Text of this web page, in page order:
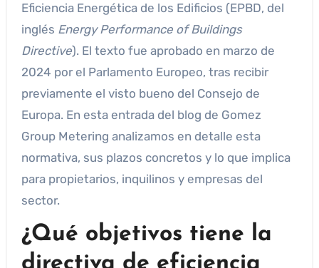
Eficiencia Energética de los Edificios (EPBD, del
inglés Energy Performance of Buildings
Directive). El texto fue aprobado en marzo de
2024 por el Parlamento Europeo, tras recibir
previamente el visto bueno del Consejo de
Europa. En esta entrada del blog de Gomez
Group Metering analizamos en detalle esta
normativa, sus plazos concretos y lo que implica
para propietarios, inquilinos y empresas del
sector.
¿Qué objetivos tiene la